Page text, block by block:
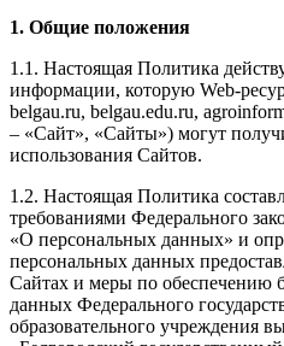
1. Общие положения
1.1. Настоящая Политика
информации, которую Web-
belgau.ru, belgau.edu.ru,
– «Сайт», «Сайты») могут
использования Сайтов.
1.2. Настоящая Политика
требованиями Федерального
«О персональных данных» и
персональных данных
Сайтах и меры по обеспечению
данных Федерального
образовательного учреждения